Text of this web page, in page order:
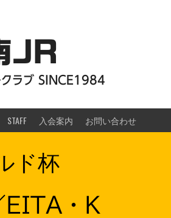
JR
クラブ SINCE1984
STAFF 入会案内 お問い合わせ
ド杯
EITA・K